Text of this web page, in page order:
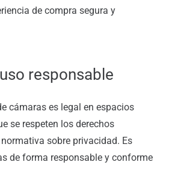
de compra segura y
responsable
cámaras es legal en espacios
se respeten los derechos
sobre privacidad. Es
de forma responsable y conforme